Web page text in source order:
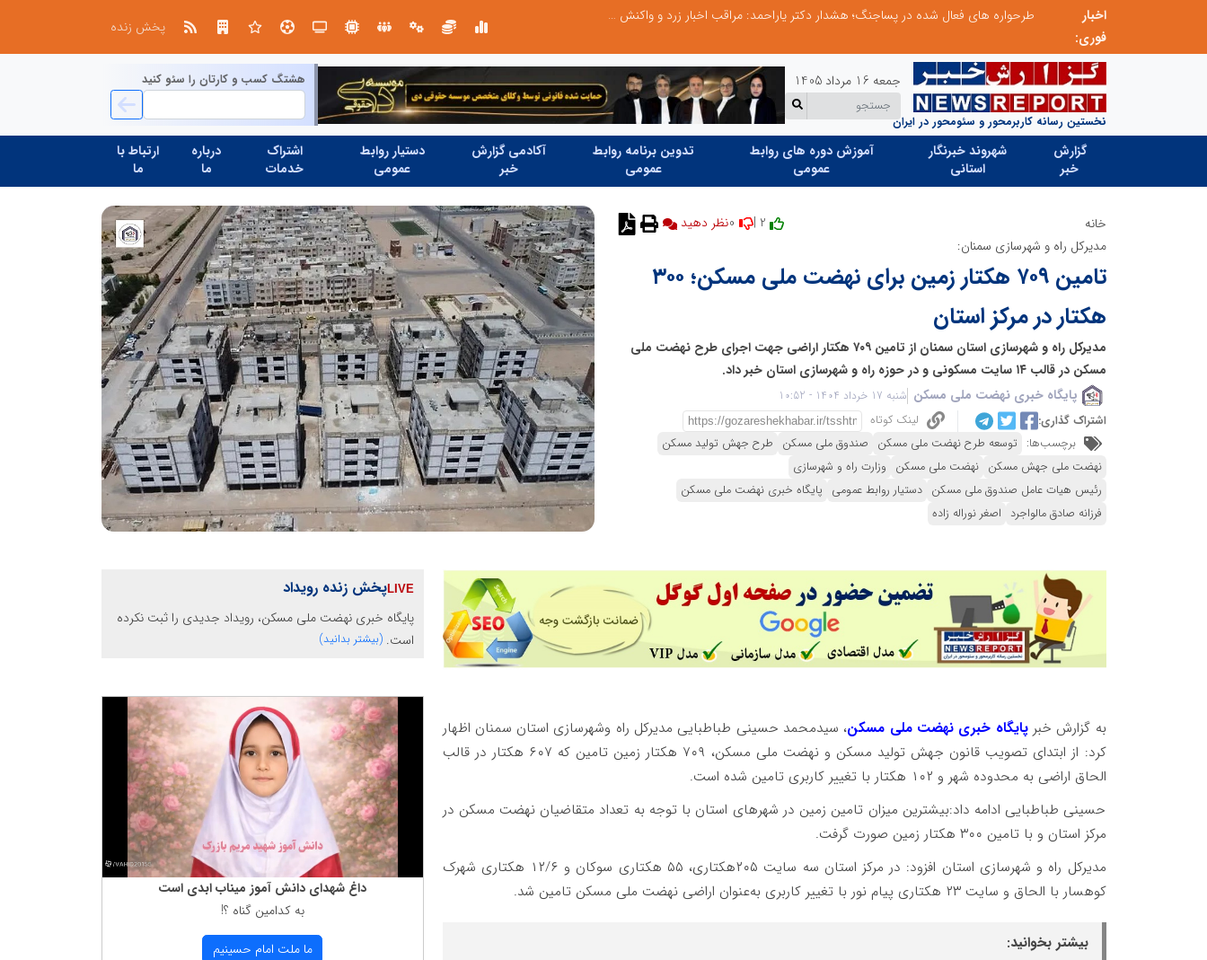
اخبار
فوری:
طرحواره های فعال شده در پساجنگ؛ هشدار دکتر یاراحمد: مراقب اخبار زرد و واکنش های هیجانی باشید
پخش زنده
نخستین رسانه کاربرمحور و سئومحور در ایران
جمعه 16 مرداد 1405 هشتگ کسب و کارتان را سئو کنید
گزارش
خبر
شهروند خبرنگار
استانی
آموزش دوره های روابط
عمومی
تدوین برنامه روابط
عمومی
آکادمی گزارش
خبر
دستیار روابط
عمومی
اشتراک
خدمات
درباره
ما
ارتباط با
ما
خانه
نظر دهید
مدیرکل راه و شهرسازی سمنان:
تامین ۷۰۹ هکتار زمین برای نهضت ملی مسکن؛ ۳۰۰
هکتار در مرکز استان
مدیرکل راه و شهرسازی استان سمنان از تامین ۷۰۹ هکتار اراضی جهت اجرای طرح نهضت ملی
مسکن در قالب ۱۴ سایت مسکونی و در حوزه راه و شهرسازی استان خبر داد.
پایگاه خبری نهضت ملی مسکن شنبه 17 خرداد 1404 - 10:52
اشتراک گذاری:
لینک کوتاه
برچسب‌ها: توسعه طرح نهضت ملی مسکن صندوق ملی مسکن طرح جهش تولید مسکن
نهضت ملی جهش مسکن نهضت ملی مسکن وزارت راه و شهرسازی
رئیس هیات عامل صندوق ملی مسکن دستیار روابط عمومی پایگاه خبری نهضت ملی مسکن
فرزانه صادق مالواجرد اصغر نوراله زاده
به گزارش خبر پایگاه خبری نهضت ملی مسکن، سیدمحمد حسینی طباطبایی مدیرکل راه وشهرسازی استان سمنان اظهار
کرد: از ابتدای تصویب قانون جهش تولید مسکن و نهضت ملی مسکن، ۷۰۹ هکتار زمین تامین که ۶۰۷ هکتار در قالب
الحاق اراضی به محدوده شهر و ۱۰۲ هکتار با تغییر کاربری تامین شده است.
حسینی طباطبایی ادامه داد:بیشترین میزان تامین زمین در شهرهای استان با توجه به تعداد متقاضیان نهضت مسکن در
مرکز استان و با تامین ۳۰۰ هکتار زمین صورت گرفت.
مدیرکل راه و شهرسازی استان افزود: در مرکز استان سه سایت ۲۰۵هکتاری، ۵۵ هکتاری سوکان و ۱۲/۶ هکتاری شهرک
کوهسار با الحاق و سایت ۲۳ هکتاری پیام نور با تغییر کاربری به‌عنوان اراضی نهضت ملی مسکن تامین شد.
بیشتر بخوانید:
پخش زنده رویداد
پایگاه خبری نهضت ملی مسکن، رویداد جدیدی را ثبت نکرده
است. (بیشتر بدانید)
داغ شهدای دانش آموز میناب ابدی است
به كدامین گناه ؟!
ما ملت امام حسینیم